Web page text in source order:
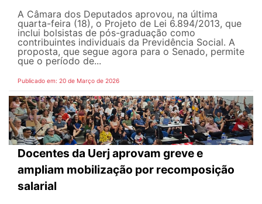
A Câmara dos Deputados aprovou, na última
quarta-feira (18), o Projeto de Lei 6.894/2013, que
inclui bolsistas de pós-graduação como
contribuintes individuais da Previdência Social. A
proposta, que segue agora para o Senado, permite
que o período de...
Publicado em: 20 de Março de 2026
Docentes da Uerj aprovam greve e
ampliam mobilização por recomposição
salarial